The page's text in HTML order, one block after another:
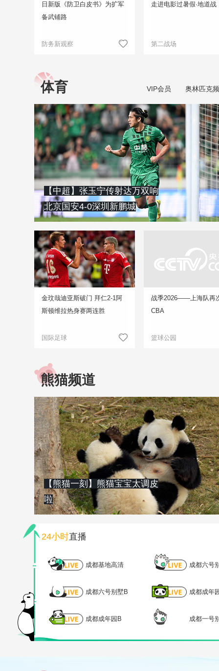
日新版《防卫白皮书》为扩军
备武铺路
防务新观察
走进电影过暑假·地道战
第二战场
体育 VIP会员 奥林匹克
【中超】张玉宁传射达万双响
北京国安4-0深圳新鹏城
金玟哉迪亚斯破门 拜仁2-1阿
斯顿维拉热身赛两连胜
国际足球
战季2026——上海队再
CBA
篮球公园
熊猫频道
【熊猫一刻】熊猫宝宝太调皮
啦
24小时直播
成都基地高清 成都六号
成都六号别墅B 成都成年
成都成年园B 成都一号